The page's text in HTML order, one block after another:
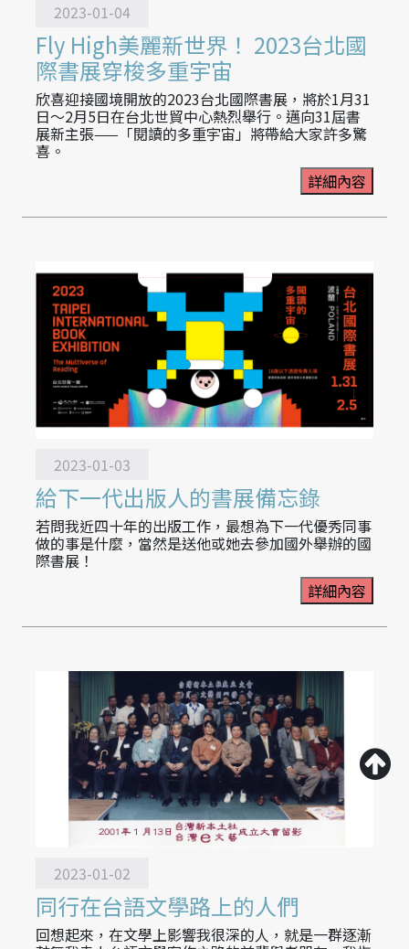
2023-01-04
Fly High美麗新世界！ 2023台北國
際書展穿梭多重宇宙
欣喜迎接國境開放的2023台北國際書展，將於1月31
日～2月5日在台北世貿中心熱烈舉行。邁向31屆書
展新主張——「閱讀的多重宇宙」將帶給大家許多驚
喜。
詳細內容
2023-01-03
給下一代出版人的書展備忘錄
若問我近四十年的出版工作，最想為下一代優秀同事
做的事是什麼，當然是送他或她去參加國外舉辦的國
際書展！
詳細內容
2023-01-02
同行在台語文學路上的人們
回想起來，在文學上影響我很深的人，就是一群逐漸